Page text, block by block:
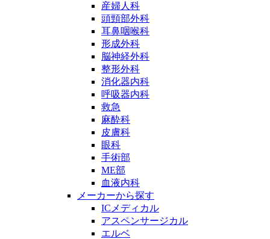
産婦人科
頭頸部外科
耳鼻咽喉科
形成外科
脳神経外科
整形外科
消化器内科
呼吸器内科
救急
麻酔科
皮膚科
眼科
手術部
ME部
血液内科
メーカーから探す
ICメディカル
アスペンサージカル
エルベ